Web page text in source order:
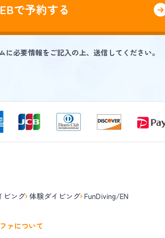
で予約する
に必要情報をご記入の上、送信してください。
ビング 体験ダイビング FunDiving/EN
ァについて